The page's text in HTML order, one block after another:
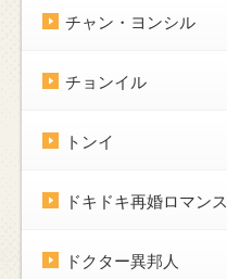
チャン・ヨンシル
チョンイル
トンイ
ドキドキ再婚ロマンス
ドクター異邦人